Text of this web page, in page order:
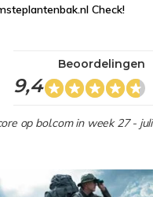
Check!
9,4
Beoordelingen
op bol.com in week 27 - juli